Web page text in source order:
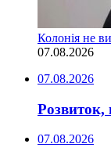
Колонія не
07.08.2026
07.08.2026
Розвиток,
07.08.2026